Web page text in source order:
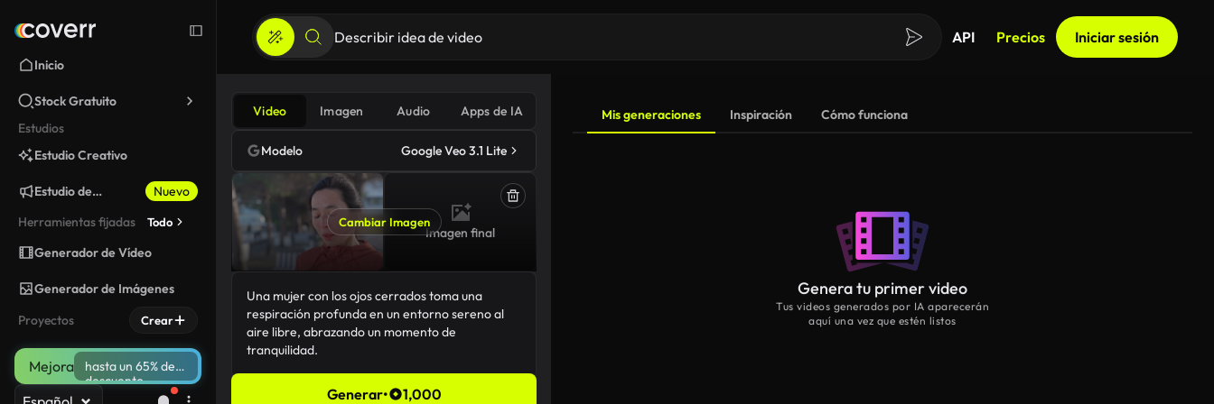
Inicio
Stock Gratuito
Estudios
Estudio Creativo
Estudio de
Nuevo
Herramientas fijadas
Todo
Generador de Vídeo
Generador de Imágenes
Proyectos
Crear
Mejora
hasta un 65% de
descuento
API Precios Iniciar sesión
Video Imagen Audio Apps de IA
Modelo Google Veo 3.1 Lite
Cambiar Imagen
Imagen final
Generar• 1,000
Mis generaciones Inspiración Cómo funciona
Genera tu primer video
Tus videos generados por IA aparecerán
aquí una vez que estén listos